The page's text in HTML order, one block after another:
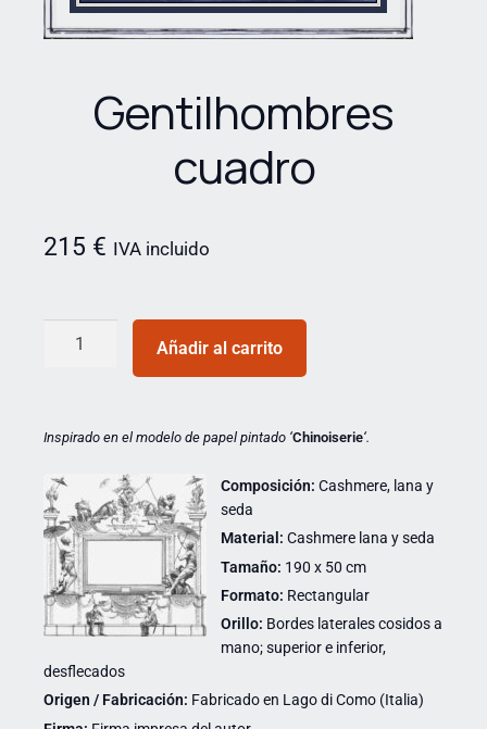
Gentilhombres
cuadro
215 € IVA incluido
Añadir al carrito
Inspirado en el modelo de papel pintado ‘Chinoiserie‘.
Composición: Cashmere, lana y
seda
Material: Cashmere lana y seda
Tamaño: 190 x 50 cm
Formato: Rectangular
Orillo: Bordes laterales cosidos a
mano; superior e inferior,
desflecados
Origen / Fabricación: Fabricado en Lago di Como (Italia)